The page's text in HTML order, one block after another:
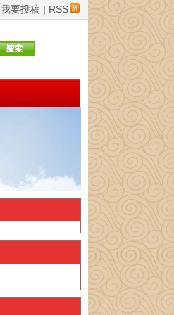
我要投稿 | RSS